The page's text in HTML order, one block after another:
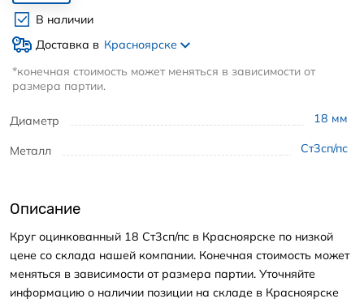
Диаметр 18 мм
Металл Ст3сп/пс
В наличии
Доставка в Красноярске
*конечная стоимость может меняться в зависимости от
размера партии.
Описание
Круг оцинкованный 18 Ст3сп/пс в Красноярске по низкой
цене со склада нашей компании. Конечная стоимость может
меняться в зависимости от размера партии. Уточняйте
информацию о наличии позиции на складе в Красноярске